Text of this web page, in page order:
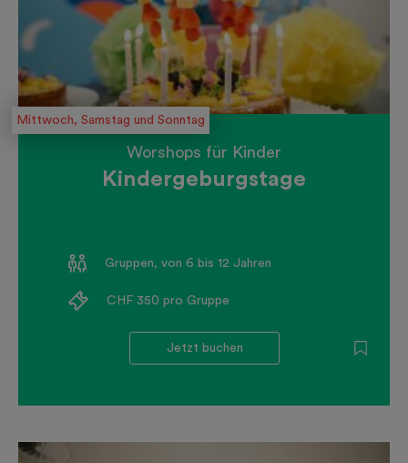
Mittwoch, Samstag und Sonntag
Worshops für Kinder
Kindergeburgstage
Gruppen, von 6 bis 12 Jahren
CHF 350 pro Gruppe
Jetzt buchen